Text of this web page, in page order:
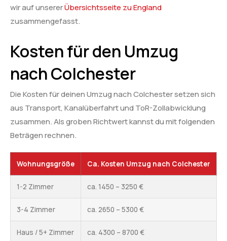
wir auf unsererÜbersichtsseite zu England
zusammengefasst.
Kosten für den Umzug
nach Colchester
Die Kosten für deinen Umzug nach Colchester setzen sich
aus Transport, Kanalüberfahrt und ToR-Zollabwicklung
zusammen. Als groben Richtwert kannst du mit folgenden
Beträgen rechnen.
Wohnungsgröße Ca. Kosten Umzug nach Colchester
1-2 Zimmer ca. 1450 – 3250 €
3-4 Zimmer ca. 2650 – 5300 €
Haus / 5+ Zimmer ca. 4300 – 8700 €